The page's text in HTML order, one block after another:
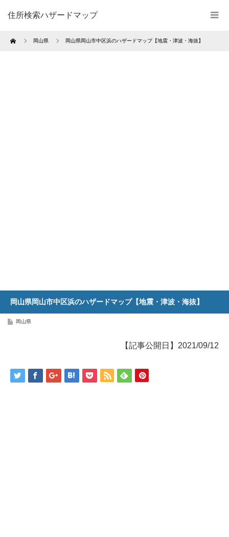
住所検索ハザードマップ
Home 岡山県 岡山県岡山市中区浜のハザードマップ【地震・津波・海抜】
岡山県岡山市中区浜のハザードマップ【地震・津波・海抜】
岡山県
【記事公開日】2021/09/12